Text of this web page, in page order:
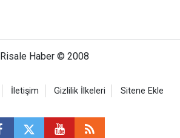
Risale Haber © 2008
İletişim Gizlilik İlkeleri Sitene Ekle